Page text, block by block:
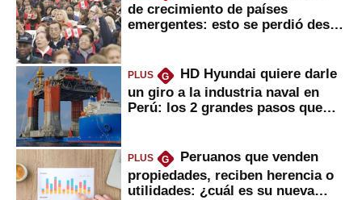
de crecimiento de países
emergentes: esto se perdió desde
PLUS G
HD Hyundai quiere darle
un giro a la industria naval en
Perú: los 2 grandes pasos que
PLUS G
Peruanos que venden
propiedades, reciben herencia o
utilidades: ¿cuál es su nueva